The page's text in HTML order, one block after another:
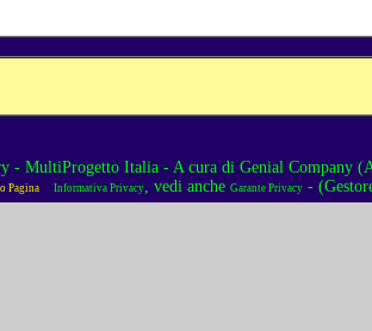
- MultiProgetto Italia- A cura di Genial Company
Informativa Privacy, vedi anche Garante Privacy -